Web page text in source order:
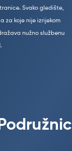
Svako gledište,
za koje nije izrijekom
nužno službenu